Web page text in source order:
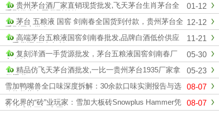
01-12
贵州茅台酒厂家直销现货批发,飞天茅台生肖茅台全
系列供应全国货到付款
12-12
茅台 五粮液 国窖 剑南春全国货到付款，贵州茅台全
系列厂家批发
11-21
高端茅台五粮液国窖剑南春批发,品牌白酒低价供应
一手货源 顺丰包邮
05-30
复刻洋酒一手货源批发，茅台五粮液国窖剑南春厂
家直销
05-23
精品仿飞天茅台酒批发,一比一贵州茅台1935厂家拿
货渠道
08-07
雪加鸭嘴兽全口味深度拆解：30余款口味实测报告与选
购终极指南
08-07
雾化界的“砖”业玩家：雪加大板砖Snowplus Hammer凭
什么成为万口之王？